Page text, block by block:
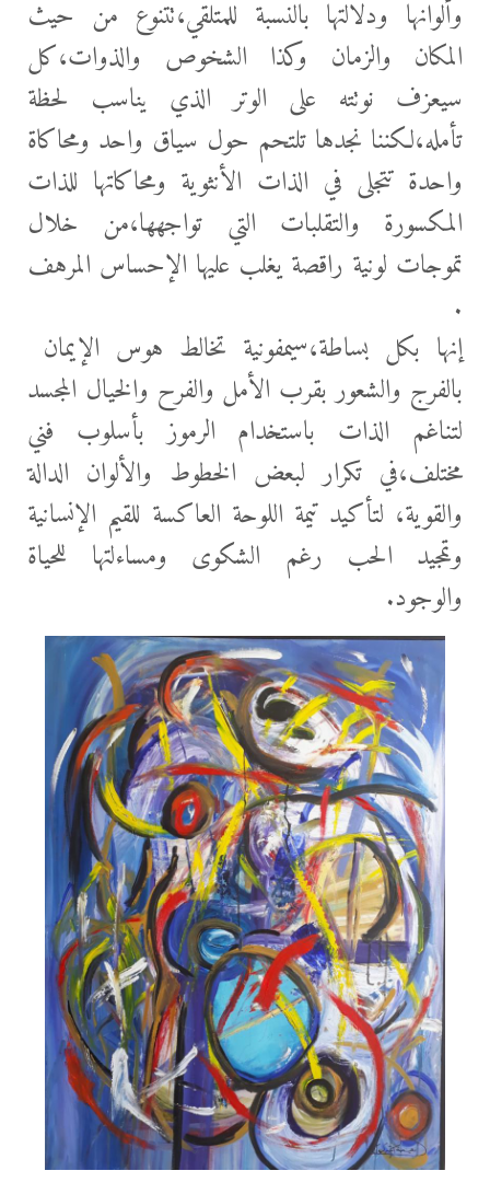
وألوانها ودلالتها بالنسبة للمتلقي،تتنوع من حيث
المكان والزمان وكذا الشخوص والذوات،كل
سيعزف نوتته على الوتر الذي يناسب لحظة
تأمله،لكننا نجدها تلتحم حول سياق واحد ومحاكاة
واحدة تتجلى في الذات الأنثوية ومحاكاتها للذات
المكسورة والتقلبات التي تواجهها،من خلال
تموجات لونية راقصة يغلب عليها الإحساس المرهف
.
إنها بكل بساطة،سيمفونية تخالط هوس الإيمان
بالفرج والشعور بقرب الأمل والفرح والخيال المجسد
لتناغم الذات باستخدام الرموز بأسلوب فني
مختلف،في تكرار لبعض الخطوط والألوان الدالة
والقوية، لتأكيد تيمة اللوحة العاكسة للقيم الإنسانية
وتمجيد الحب رغم الشكوى ومساءلتها للحياة
والوجود.